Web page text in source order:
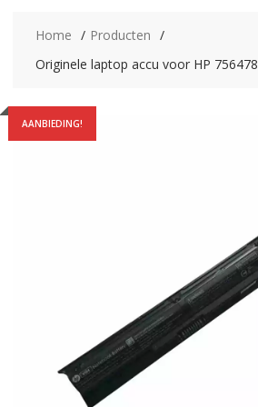
Home
Producten
Originele laptop accu voor HP
AANBIEDING!